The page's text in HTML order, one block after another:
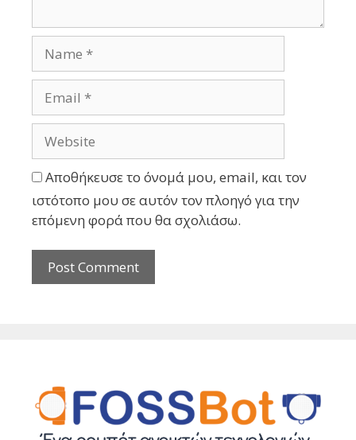
Αποθήκευσε το όνομά μου, email, και τον
ιστότοπο μου σε αυτόν τον πλοηγό για την
επόμενη φορά που θα σχολιάσω.